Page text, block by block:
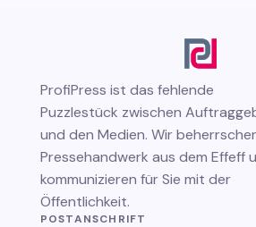
ProfiPress ist das fehlende
Puzzlestück zwischen
und den Medien. Wir
Pressehandwerk aus dem Effeff
kommunizieren für Sie mit der
Öffentlichkeit.
POSTANSCHRIFT